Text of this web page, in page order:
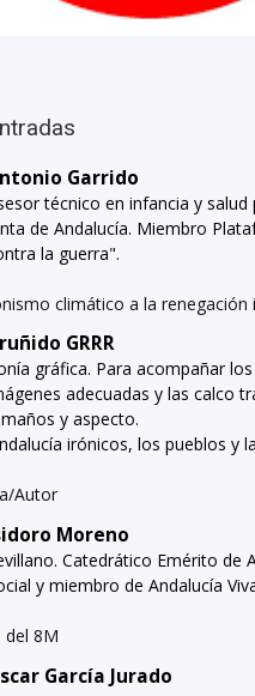
Garrido
técnico en infancia y salud
de Andalucía. Miembro
la guerra".
climático a la renegación
GRRR
gráfica. Para acompañar
adecuadas y las calco
y aspecto.
irónicos, los pueblos y
Autor
Moreno
Catedrático Emérito de
y miembro de Andalucía
8M
García Jurado